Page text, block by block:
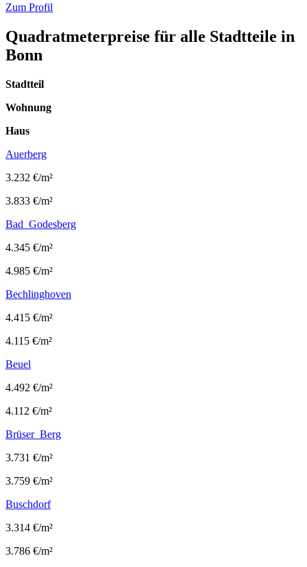
Zum Profil
Quadratmeterpreise für alle Stadtteile in
Bonn
Stadtteil
Wohnung
Haus
Auerberg
3.232 €/m²
3.833 €/m²
Bad Godesberg
4.345 €/m²
4.985 €/m²
Bechlinghoven
4.415 €/m²
4.115 €/m²
Beuel
4.492 €/m²
4.112 €/m²
Brüser Berg
3.731 €/m²
3.759 €/m²
Buschdorf
3.314 €/m²
3.786 €/m²